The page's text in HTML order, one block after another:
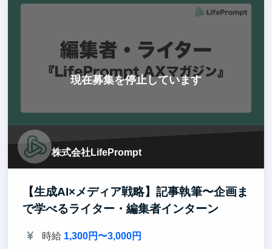
現在募集を停止しています
株式会社LifePrompt
【生成AI×メディア戦略】記事執筆〜企画ま
で学べるライター・編集者インターン
時給 1,300円〜3,000円